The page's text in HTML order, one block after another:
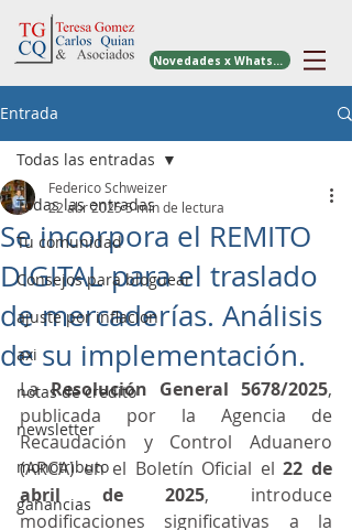
Novedades x WhatsApp
Entrada
Todas las entradas
Tu comunidad
Consejos para bloguear
ajuste por inflacion
axi
notas de credito
newsletter
monotributo
ganancias
Todas las entradas
Se incorpora el REMITO
DIGITAL para el traslado
de mercaderías. Análisis
de su implementación.
Federico Schweizer
22 abr 20255 min de lectura
La Resolución General 5678/2025,
publicada por la Agencia de
Recaudación y Control Aduanero
(ARCA) en el Boletín Oficial el 22 de
abril de 2025, introduce